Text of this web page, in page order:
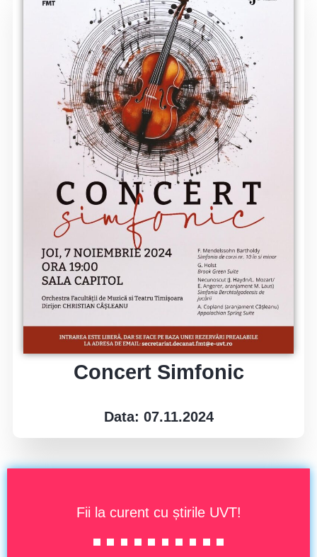
Concert Simfonic
Data: 07.11.2024
Fii la curent cu știrile UVT!